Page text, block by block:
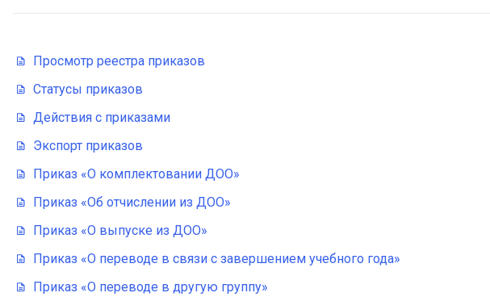
Просмотр реестра приказов
Статусы приказов
Действия с приказами
Экспорт приказов
Приказ «О комплектовании ДОО»
Приказ «Об отчислении из ДОО»
Приказ «О выпуске из ДОО»
Приказ «О переводе в связи с завершением учебного года»
Приказ «О переводе в другую группу»